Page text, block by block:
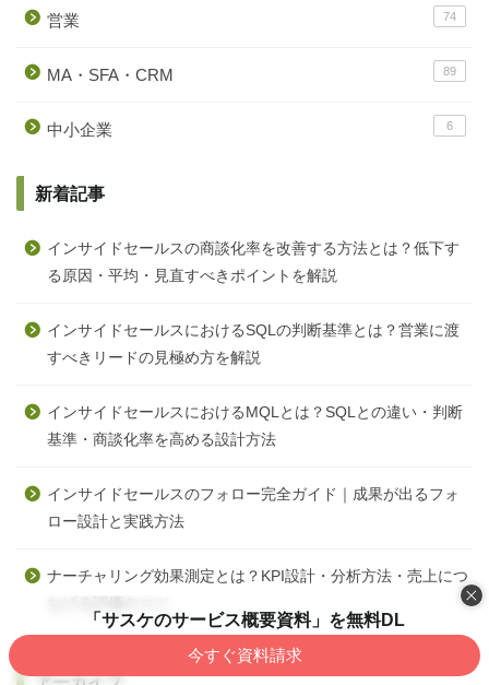
営業 74
MA・SFA・CRM 89
中小企業 6
新着記事
インサイドセールスの商談化率を改善する方法とは？低下す
る原因・平均・見直すべきポイントを解説
インサイドセールスにおけるSQLの判断基準とは？営業に渡
すべきリードの見極め方を解説
インサイドセールスにおけるMQLとは？SQLとの違い・判断
基準・商談化率を高める設計方法
インサイドセールスのフォロー完全ガイド｜成果が出るフォ
ロー設計と実践方法
ナーチャリング効果測定とは？KPI設計・分析方法・売上につ
「サスケのサービス概要資料」を無料DL
今すぐ資料請求